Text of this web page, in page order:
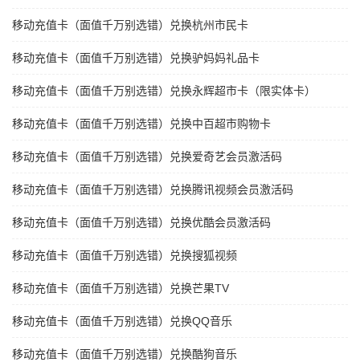
移动充值卡（面值千万别选错）兑换杭州市民卡
移动充值卡（面值千万别选错）兑换驴妈妈礼品卡
移动充值卡（面值千万别选错）兑换永辉超市卡（限实体卡）
移动充值卡（面值千万别选错）兑换中百超市购物卡
移动充值卡（面值千万别选错）兑换爱奇艺会员激活码
移动充值卡（面值千万别选错）兑换腾讯视频会员激活码
移动充值卡（面值千万别选错）兑换优酷会员激活码
移动充值卡（面值千万别选错）兑换搜狐视频
移动充值卡（面值千万别选错）兑换芒果TV
移动充值卡（面值千万别选错）兑换QQ音乐
移动充值卡（面值千万别选错）兑换酷狗音乐